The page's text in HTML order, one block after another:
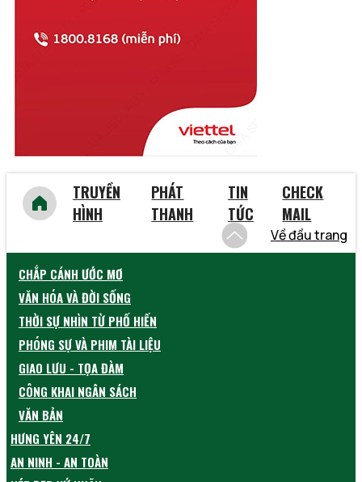
Vĩnh Phúc
Vũng Tàu
TRUYỀN
HÌNH
PHÁT
THANH
TIN
TỨC
CHECK
MAIL
Về đầu trang
CHẮP CÁNH ƯỚC MƠ
VĂN HÓA VÀ ĐỜI SỐNG
THỜI SỰ NHÌN TỪ PHỐ HIẾN
PHÓNG SỰ VÀ PHIM TÀI LIỆU
GIAO LƯU - TỌA ĐÀM
CÔNG KHAI NGÂN SÁCH
VĂN BẢN
HƯNG YÊN 24/7
AN NINH - AN TOÀN